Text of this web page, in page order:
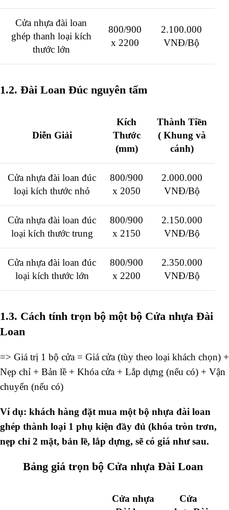
Cửa nhựa đài loan
ghép thanh loại kích
thước lớn
800/900
x 2200
2.100.000
VNĐ/Bộ
1.2. Đài Loan Đúc nguyên tấm
Diễn Giải
Kích
Thước
(mm)
Thành Tiền
( Khung và
cánh)
Cửa nhựa đài loan đúc
loại kích thước nhỏ
800/900
x 2050
2.000.000
VNĐ/Bộ
Cửa nhựa đài loan đúc
loại kích thước trung
800/900
x 2150
2.150.000
VNĐ/Bộ
Cửa nhựa đài loan đúc
loại kích thước lớn
800/900
x 2200
2.350.000
VNĐ/Bộ
1.3. Cách tính trọn bộ một bộ Cửa nhựa Đài
Loan
=> Giá trị 1 bộ cửa = Giá cửa (tùy theo loại khách chọn) +
Nẹp chỉ + Bản lề + Khóa cửa + Lắp dựng (nếu có) + Vận
chuyển (nếu có)
Ví dụ: khách hàng đặt mua một bộ nhựa đài loan
ghép thành loại 1 phụ kiện đầy đủ (khóa tròn trơn,
nẹp chỉ 2 mặt, bản lề, lắp dựng, sẽ có giá như sau.
Bảng giá trọn bộ Cửa nhựa Đài Loan
Cửa nhựa
Cửa